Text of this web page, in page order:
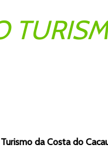
da Costa do